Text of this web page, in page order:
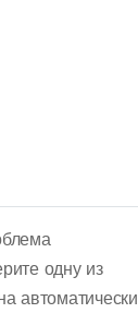
одну из
автоматически